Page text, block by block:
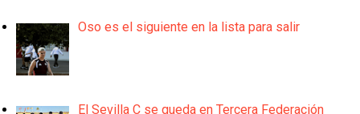
Oso es el siguiente en la lista para salir
El Sevilla C se queda en Tercera Federación